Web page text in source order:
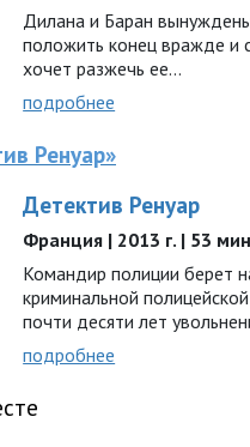
Дилана и Баран
положить конец вражде и
хочет разжечь ее…
подробнее
Ренуар»
Детектив Ренуар
Франция | 2013 г. | 53
Командир полиции берет
криминальной
почти десяти лет
подробнее